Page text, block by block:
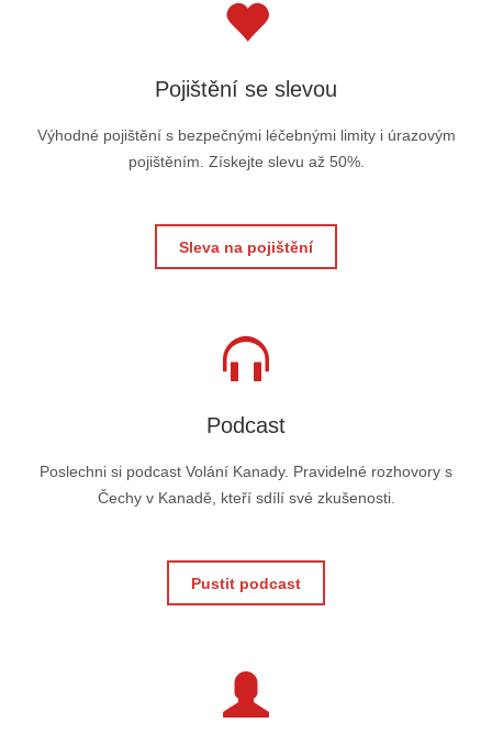
Pojištění se slevou
Výhodné pojištění s bezpečnými léčebnými limity i úrazovým
pojištěním. Získejte slevu až 50%.
Sleva na pojištění
Podcast
Poslechni si podcast Volání Kanady. Pravidelné rozhovory s
Čechy v Kanadě, kteří sdílí své zkušenosti.
Pustit podcast